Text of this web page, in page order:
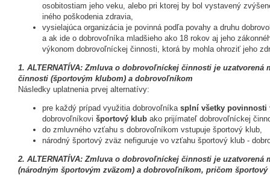
osobitostiam jeho veku, alebo pri ktorej by bol vystavený
iného poškodenia zdravia,
vysielajúca organizácia je povinná podľa povahy a druhu
a ak ide o dobrovoľníka mladšieho ako 18 rokov aj jeho
výkonom dobrovoľníckej činnosti, ktorá by mohla ohroziť jeho
1. ALTERNATÍVA: Zmluva o dobrovoľníckej činnosti je
činnosti (športovým klubom) a dobrovoľníkom
Následky uplatnenia prvej alternatívy:
pre každý prípad využitia dobrovoľníka splní všetky povinnosti
dobrovoľníkovi športový klub ako prijímateľ dobrovoľníckej
do zmluvného vzťahu s dobrovoľníkom vstupuje športový klub,
národný športový zväz nefiguruje vo vzťahu športový klub -
2. ALTERNATÍVA: Zmluva o dobrovoľníckej činnosti je
(národným športovým zväzom) a dobrovoľníkom, pričom